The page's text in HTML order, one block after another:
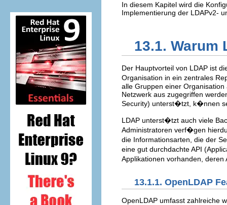
In diesem Kapitel wird die
Implementierung der LDAPv2-
13.1. Warum
Der Hauptvorteil von LDAP ist
Organisation in ein zentrales
alle Gruppen einer
Netzwerk aus zugegriffen
Security) unterst�tzt, k�nnen
LDAP unterst�tzt auch viele
Administratoren verf�gen
die Informationsarten, die der
eine gut durchdachte API
Applikationen vorhanden,
13.1.1. OpenLDAP
OpenLDAP umfasst zahlreiche